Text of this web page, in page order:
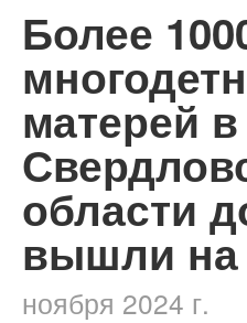
​Более
матерей в
области
вышли
ноября 2024 г.